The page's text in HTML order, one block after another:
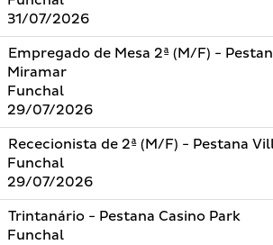
31/07/2026
Empregado de Mesa 2ª (M/F) -
Miramar
Funchal
29/07/2026
Rececionista de 2ª (M/F) - Pestana
Funchal
29/07/2026
Trintanário - Pestana Casino Park
Funchal